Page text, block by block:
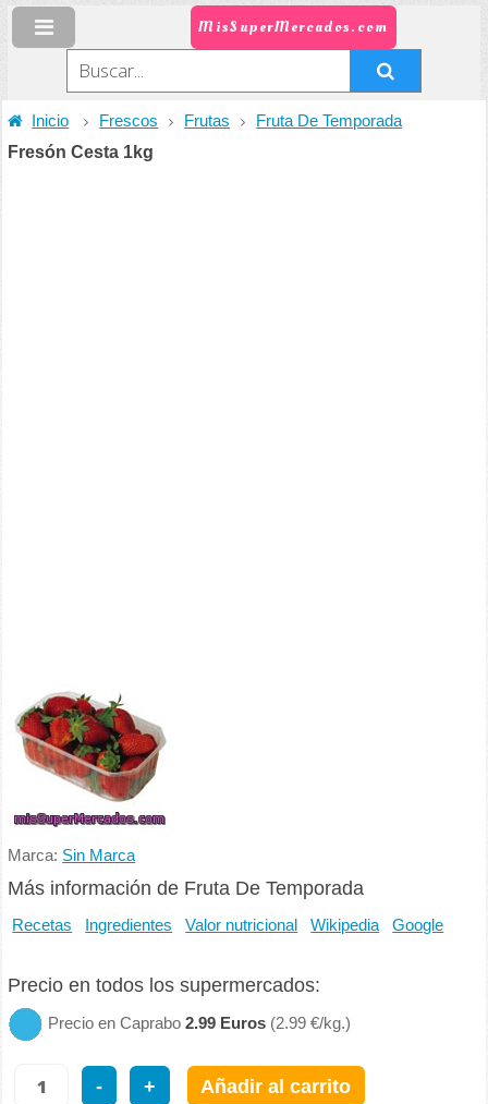
MisSuperMercados.com
Inicio Frescos Frutas Fruta De Temporada
Fresón Cesta 1kg
Marca: Sin Marca
Más información de Fruta De Temporada
Recetas Ingredientes Valor nutricional Wikipedia Google
Precio en todos los supermercados:
Precio en Caprabo2.99 Euros (2.99 €/kg.)
- + Añadir al carrito